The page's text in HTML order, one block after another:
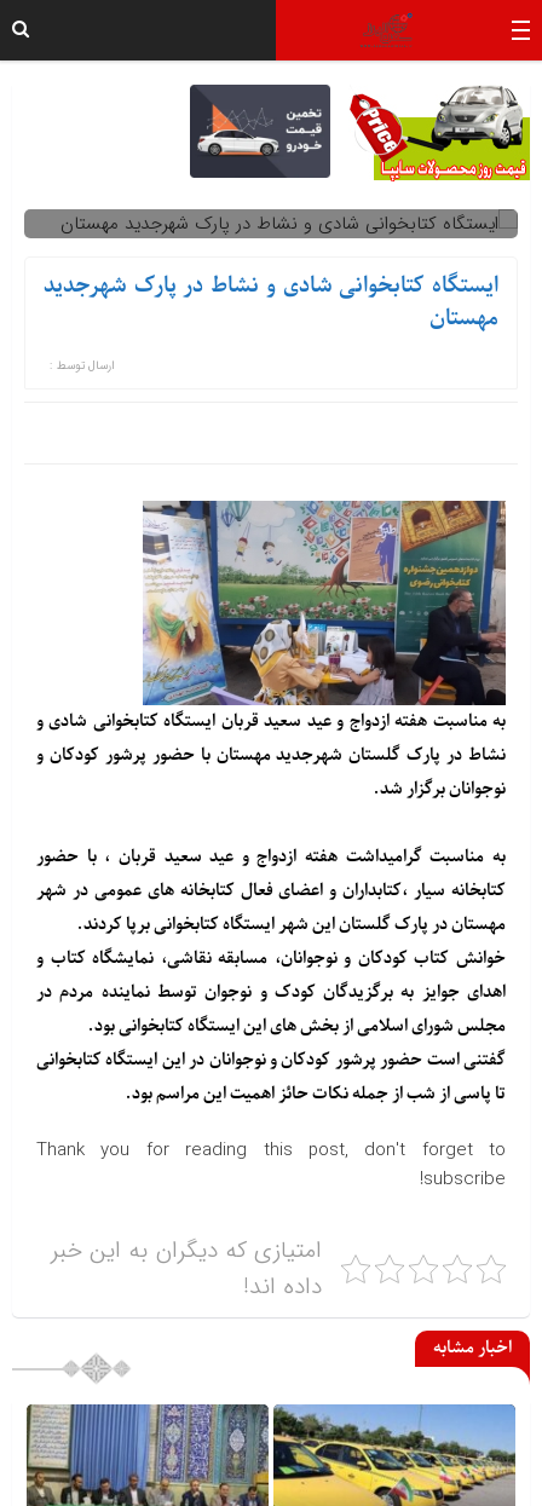
ایستگاه کتابخوانی شادی و نشاط در پارک شهرجدید
مهستان
ارسال توسط :
به مناسبت هفته ازدواج و عید سعید قربان ایستگاه کتابخوانی شادی و
نشاط در پارک گلستان شهرجدید مهستان با حضور پرشور کودکان و
نوجوانان برگزار شد.
به مناسبت گرامیداشت هفته ازدواج و عید سعید قربان ، با حضور
کتابخانه سیار ،کتابداران و اعضای فعال کتابخانه های عمومی در شهر
مهستان در پارک گلستان این شهر ایستگاه کتابخوانی برپا کردند.
خوانش کتاب کودکان و نوجوانان، مسابقه نقاشی، نمایشگاه کتاب و
اهدای جوایز به برگزیدگان کودک و نوجوان توسط نماینده مردم در
مجلس شورای اسلامی از بخش های این ایستگاه کتابخوانی بود.
گفتنی است حضور پرشور کودکان و نوجوانان در این ایستگاه کتابخوانی
تا پاسی از شب از جمله نکات حائز اهمیت این مراسم بود.
Thank you for reading this post, don't forget to
subscribe!
امتیازی که دیگران به این خبر
داده اند!
اخبار مشابه